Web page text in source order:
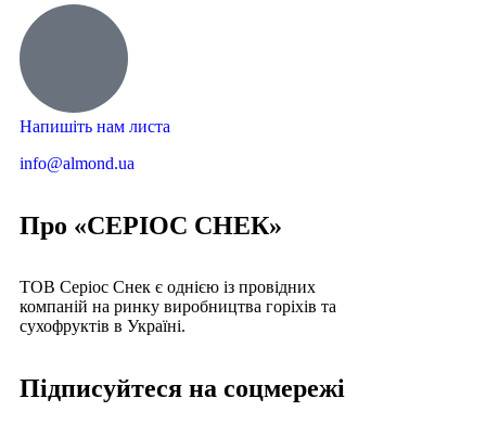
Напишіть нам листа
info@almond.ua
Про «СЕРІОС СНЕК»
ТОВ Серіос Снек є однією із провідних
компаній на ринку виробництва горіхів та
сухофруктів в Україні.
Підписуйтеся на соцмережі